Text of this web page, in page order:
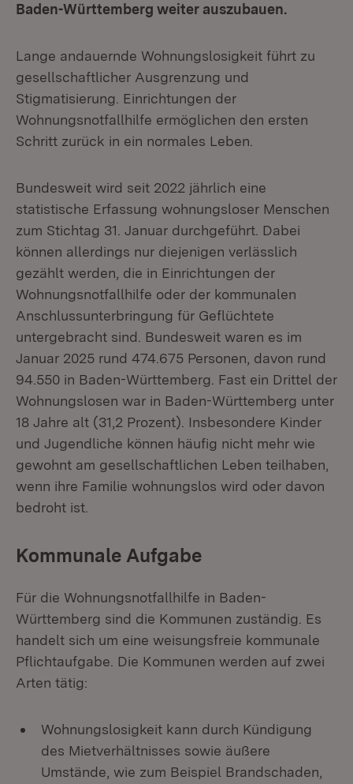
Baden-Württemberg weiter auszubauen.
Lange andauernde Wohnungslosigkeit führt zu
gesellschaftlicher Ausgrenzung und
Stigmatisierung. Einrichtungen der
Wohnungsnotfallhilfe ermöglichen den ersten
Schritt zurück in ein normales Leben.
Bundesweit wird seit 2022 jährlich eine
statistische Erfassung wohnungsloser Menschen
zum Stichtag 31. Januar durchgeführt. Dabei
können allerdings nur diejenigen verlässlich
gezählt werden, die in Einrichtungen der
Wohnungsnotfallhilfe oder der kommunalen
Anschlussunterbringung für Geflüchtete
untergebracht sind. Bundesweit waren es im
Januar 2025 rund 474.675 Personen, davon rund
94.550 in Baden-Württemberg. Fast ein Drittel der
Wohnungslosen war in Baden-Württemberg unter
18 Jahre alt (31,2 Prozent). Insbesondere Kinder
und Jugendliche können häufig nicht mehr wie
gewohnt am gesellschaftlichen Leben teilhaben,
wenn ihre Familie wohnungslos wird oder davon
bedroht ist.
Kommunale Aufgabe
Für die Wohnungsnotfallhilfe in Baden-
Württemberg sind die Kommunen zuständig. Es
handelt sich um eine weisungsfreie kommunale
Pflichtaufgabe. Die Kommunen werden auf zwei
Arten tätig:
Wohnungslosigkeit kann durch Kündigung
des Mietverhältnisses sowie äußere
Umstände, wie zum Beispiel Brandschaden,